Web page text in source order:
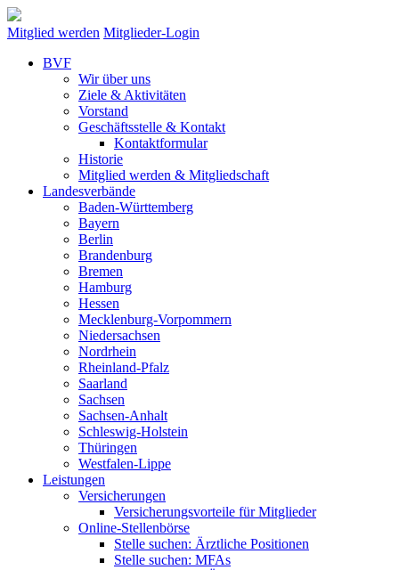
Mitglied werden Mitglieder-Login
BVF
Wir über uns
Ziele & Aktivitäten
Vorstand
Geschäftsstelle & Kontakt
Kontaktformular
Historie
Mitglied werden & Mitgliedschaft
Landesverbände
Baden-Württemberg
Bayern
Berlin
Brandenburg
Bremen
Hamburg
Hessen
Mecklenburg-Vorpommern
Niedersachsen
Nordrhein
Rheinland-Pfalz
Saarland
Sachsen
Sachsen-Anhalt
Schleswig-Holstein
Thüringen
Westfalen-Lippe
Leistungen
Versicherungen
Versicherungsvorteile für Mitglieder
Online-Stellenbörse
Stelle suchen: Ärztliche Positionen
Stelle suchen: MFAs